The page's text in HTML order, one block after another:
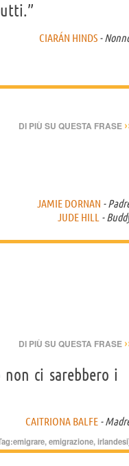
CIARÁN HINDS -
DI PIÙ SU QUESTA FRASE
JAMIE DORNAN -
JUDE HILL -
DI PIÙ SU QUESTA FRASE
non ci sarebbero i
CAITRIONA BALFE -
emigrare,emigrazione,irlandesi